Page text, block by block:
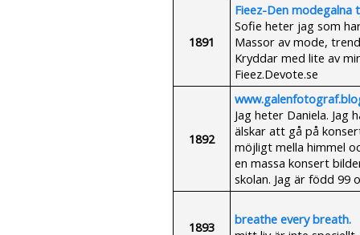
1891
Fieez-Den modegalna
Sofie heter jag som
Massor av mode,
Kryddar med lite av
Fieez.Devote.se
1892
Jag heter Daniela.
älskar att gå på
möjligt mella himmel
en massa konsert
skolan. Jag är född 99
1893
breathe every breath.